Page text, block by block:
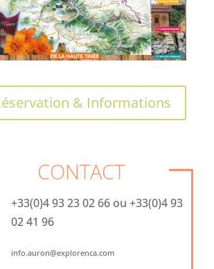
& Informations
CONTACT
+33(0)4 93 23 02 66 ou +33(0)4 93
02 41 96
info.auron@explorenca.com